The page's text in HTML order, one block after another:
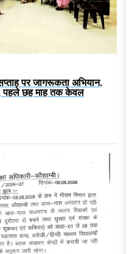
पर जागरूकता अभियान,
पहले छह माह तक केवल